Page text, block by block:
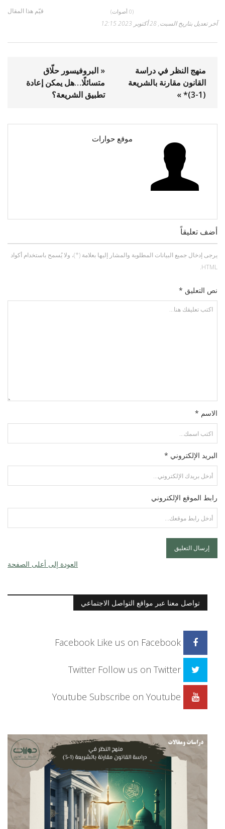
قيّم هذا المقال (0 أصوات)
آخر تعديل بتاريخ السبت, 28 أكتوبر 2023 12:15
« البروفيسور حلّاق
متسائلًا…هل يمكن إعادة
تطبيق الشريعة؟
منهج النظر في دراسة
القانون مقارنة بالشريعة
(1-3)* »
موقع حوارات
أضف تعليقاً
يرجى إدخال جميع البيانات المطلوبة والمشار إليها بعلامة (*)، ولا يُسمح باستخدام أكواد
HTML.
نص التعليق *
الاسم *
البريد الإلكتروني *
رابط الموقع الإلكتروني
العودة إلى أعلى الصفحة
تواصل معنا عبر مواقع التواصل الاجتماعي
Facebook Like us on Facebook
Twitter Follow us on Twitter
Youtube Subscribe on Youtube